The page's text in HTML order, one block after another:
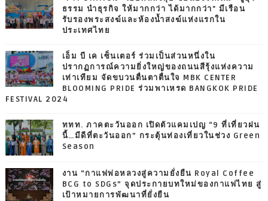
ธรรม นำธุรกิจ ให้มากกว่า ได้มากกว่า" มีเรือน
รับรองพระสงฆ์และห้องน้ำสงฆ์แห่งแรกใน
ประเทศไทย
เอ็ม บี เค เซ็นเตอร์ ร่วมเป็นส่วนหนึ่งใน
ปรากฏการณ์ความยิ่งใหญ่ของถนนสีรุ้งแห่งความ
เท่าเทียม จัดขบวนตื่นตาตื่นใจ MBK CENTER
BLOOMING PRIDE ร่วมพาเหรด BANGKOK PRIDE
FESTIVAL 2024
ททท. ภาคตะวันออก เปิดตัวแคมเปญ “9 ที่เที่ยวฝน
นี้…มีดีที่ตะวันออก” กระตุ้นท่องเที่ยวในช่วง Green
Season
งาน “กาแฟพ่อหลวงสู่ความยั่งยืน Royal Coffee
BCG to SDGs” จุดประกายบทใหม่ของกาแฟไทย สู่
เป้าหมายการพัฒนาที่ยั่งยืน